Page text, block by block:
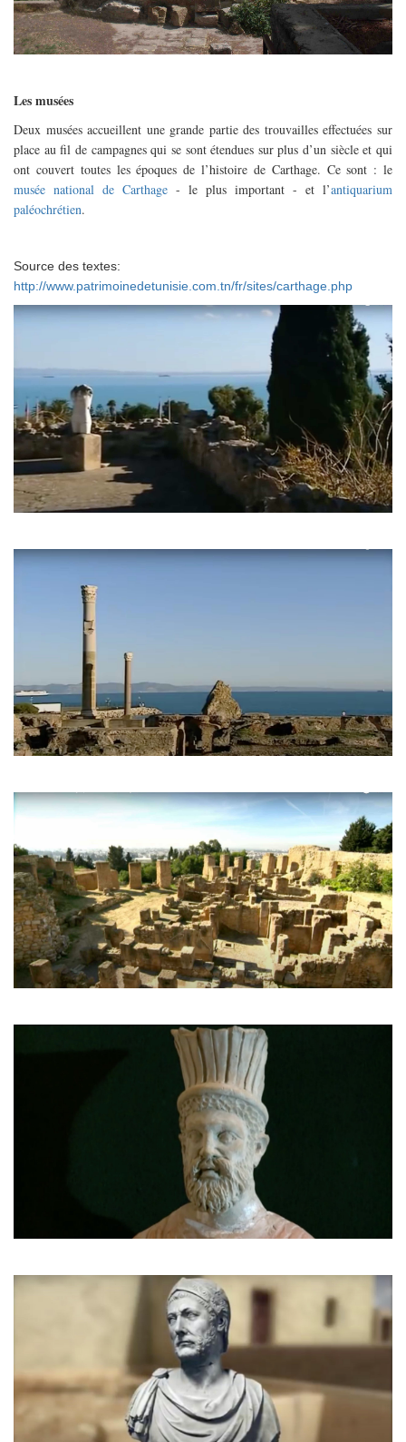
Les musées
Deux musées accueillent une grande partie des trouvailles effectuées sur
place au fil de campagnes qui se sont étendues sur plus d’un siècle et qui
ont couvert toutes les époques de l’histoire de Carthage. Ce sont : le
musée national de Carthage - le plus important - et l’antiquarium
paléochrétien.
Source des textes:
http://www.patrimoinedetunisie.com.tn/fr/sites/carthage.php